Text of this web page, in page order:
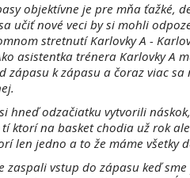
objektívne je pre mňa ťažké,
učiť nové veci by si mohli
stretnutí Karlovky A -
asistentka trénera Karlovky A
zápasu k zápasu a čoraz viac
hneď odzačiatku vytvorili
ktorí na basket chodia už rok
len jedno a to že máme všetky
zaspali vstup do zápasu keď